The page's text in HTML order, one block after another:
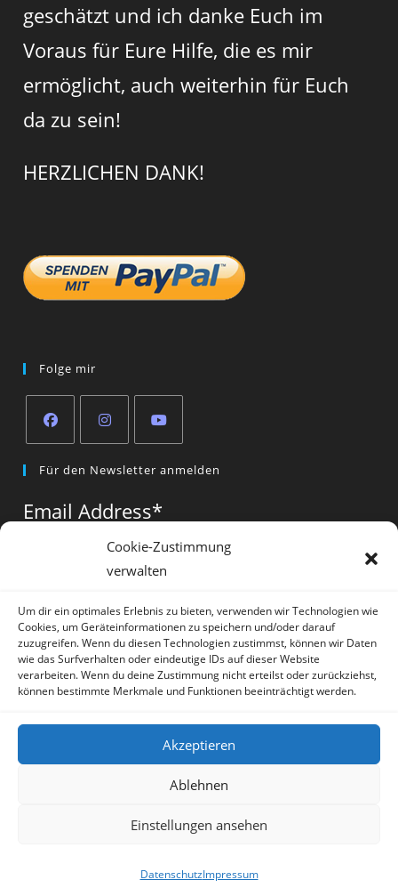
Cookie-Zustimmung
verwalten
Um dir ein optimales Erlebnis zu bieten, verwenden wir Technologien wie
Cookies, um Geräteinformationen zu speichern und/oder darauf
zuzugreifen. Wenn du diesen Technologien zustimmst, können wir Daten
wie das Surfverhalten oder eindeutige IDs auf dieser Website
verarbeiten. Wenn du deine Zustimmung nicht erteilst oder zurückziehst,
können bestimmte Merkmale und Funktionen beeinträchtigt werden.
Akzeptieren
Ablehnen
Einstellungen ansehen
DatenschutzImpressum
geschätzt und ich danke Euch im
Voraus für Eure Hilfe, die es mir
ermöglicht, auch weiterhin für Euch
da zu sein!
HERZLICHEN DANK!
Folge mir
in
new
in
new
in
new
tab
Für den Newsletter anmelden
Email Address*
Vorname*
Copyright Irene Lauretti - OceanWP Theme by OceanWP